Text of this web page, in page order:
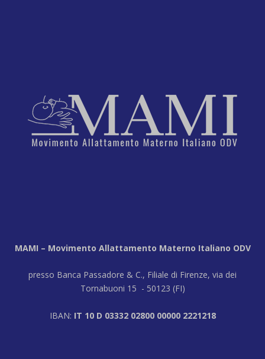
MAMI – Movimento Allattamento Materno Italiano ODV
presso Banca Passadore & C., Filiale di Firenze, via dei
Tornabuoni 15 - 50123 (FI)
IBAN: IT 10 D 03332 02800 00000 2221218